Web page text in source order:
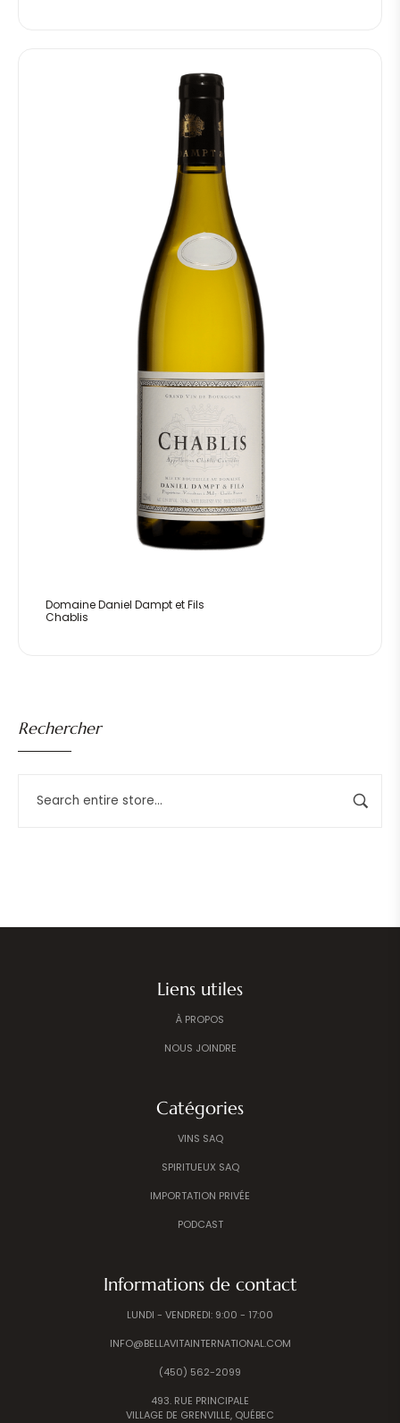
Rechercher
Domaine Daniel Dampt et Fils
Chablis
Liens utiles
À PROPOS
NOUS JOINDRE
Catégories
VINS SAQ
SPIRITUEUX SAQ
IMPORTATION PRIVÉE
PODCAST
Informations de contact
LUNDI - VENDREDI: 9:00 - 17:00
INFO@BELLAVITAINTERNATIONAL.COM
(450) 562-2099
493. RUE PRINCIPALE
VILLAGE DE GRENVILLE, QUÉBEC